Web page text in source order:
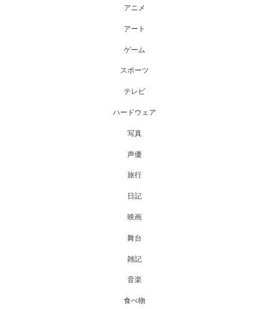
アニメ
アート
ゲーム
スポーツ
テレビ
ハードウェア
写真
声優
旅行
日記
映画
舞台
雑記
音楽
食べ物